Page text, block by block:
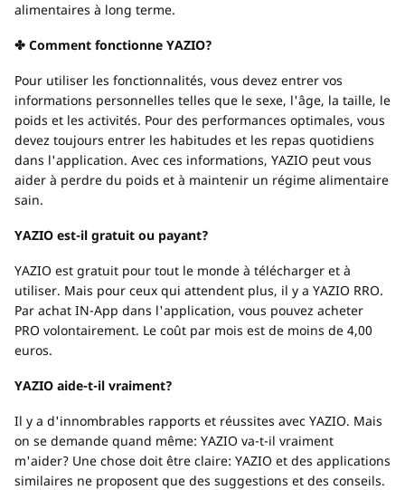
alimentaires à long terme.
✤ Comment fonctionne YAZIO?
Pour utiliser les fonctionnalités, vous devez entrer vos
informations personnelles telles que le sexe, l'âge, la taille, le
poids et les activités. Pour des performances optimales, vous
devez toujours entrer les habitudes et les repas quotidiens
dans l'application. Avec ces informations, YAZIO peut vous
aider à perdre du poids et à maintenir un régime alimentaire
sain.
YAZIO est-il gratuit ou payant?
YAZIO est gratuit pour tout le monde à télécharger et à
utiliser. Mais pour ceux qui attendent plus, il y a YAZIO RRO.
Par achat IN-App dans l'application, vous pouvez acheter
PRO volontairement. Le coût par mois est de moins de 4,00
euros.
YAZIO aide-t-il vraiment?
Il y a d'innombrables rapports et réussites avec YAZIO. Mais
on se demande quand même: YAZIO va-t-il vraiment
m'aider? Une chose doit être claire: YAZIO et des applications
similaires ne proposent que des suggestions et des conseils.